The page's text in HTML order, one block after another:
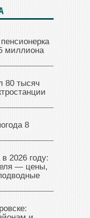
миллиона
80 тысяч
8
2026 году:
— цены,